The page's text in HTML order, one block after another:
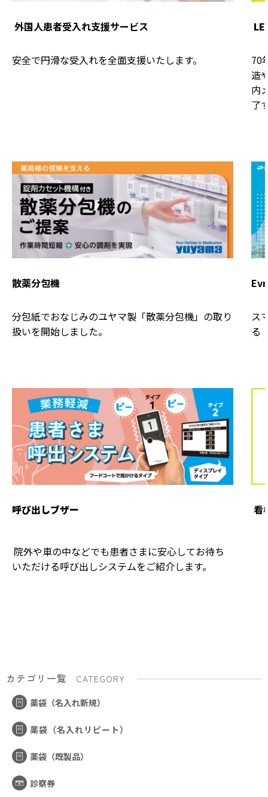
外国人患者受入れ支援サービス
安全で円滑な受入れを全面支援いたします。
70
造
内
了
散薬分包機
分包紙でおなじみのユヤマ製「散薬分包機」の取り
扱いを開始しました。
ス
る
呼び出しブザー 看
院外や車の中などでも患者さまに安心してお待ち
いただける呼び出しシステムをご紹介します。
カテゴリ一覧
CATEGORY
薬袋（名入れ新規）
薬袋（名入れリピート）
薬袋（既製品）
診察券